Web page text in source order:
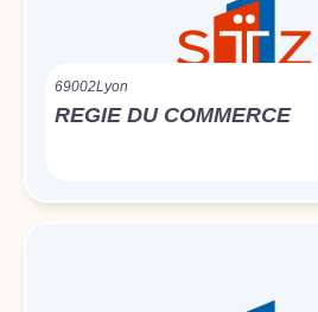
69002Lyon
REGIE DU COMMERCE